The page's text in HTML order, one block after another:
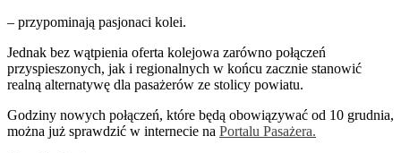
– przypominają pasjonaci kolei.
Jednak bez wątpienia oferta kolejowa zarówno połączeń
przyspieszonych, jak i regionalnych w końcu zacznie stanowić
realną alternatywę dla pasażerów ze stolicy powiatu.
Godziny nowych połączeń, które będą obowiązywać od 10 grudnia,
można już sprawdzić w internecie na Portalu Pasażera.